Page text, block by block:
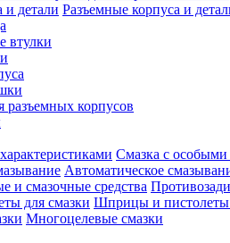
Разъемные корпуса и
втулки
разъемных корпусов
Смазка с особыми
Автоматическое
Шприцы и пистолеты
Многоцелевые смазки